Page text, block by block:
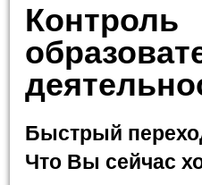
Контроль
Быстрый
Что Вы сейчас